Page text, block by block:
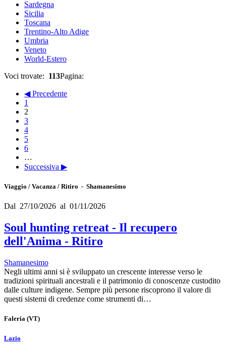
Sardegna
Sicilia
Toscana
Trentino-Alto Adige
Umbria
Veneto
World-Estero
Voci trovate: 113Pagina:
◀ Precedente
1
2
3
4
5
6
…
Successiva ▶
Viaggio / Vacanza / Ritiro - Shamanesimo
Dal 27/10/2026 al 01/11/2026
Soul hunting retreat - Il recupero
dell'Anima - Ritiro
Shamanesimo
Negli ultimi anni si è sviluppato un crescente interesse verso le
tradizioni spirituali ancestrali e il patrimonio di conoscenze custodito
dalle culture indigene. Sempre più persone riscoprono il valore di
questi sistemi di credenze come strumenti di…
Faleria (VT)
Lazio